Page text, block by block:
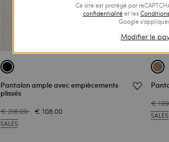
Pantalon ample avec empiècements
plissés
€ 216.00 € 108.00
SALES
€
SALES
Ce site est protégé par
confidentialitéet les
Google
Modifier le